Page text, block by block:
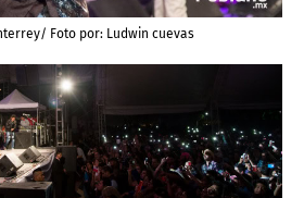
Foto por: Ludwin cuevas